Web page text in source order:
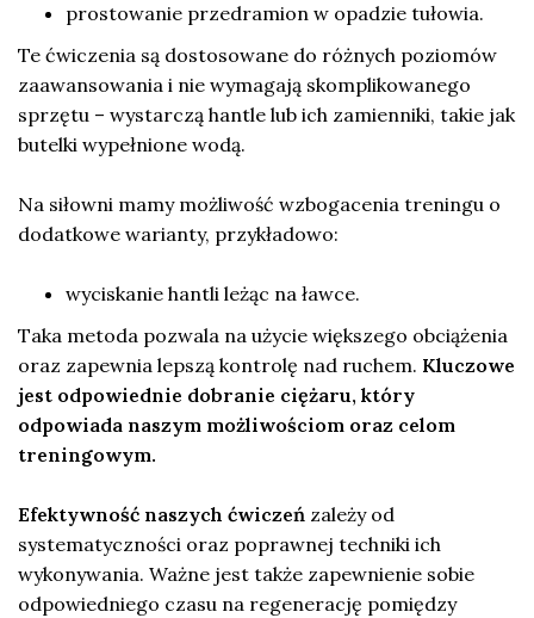
prostowanie przedramion w opadzie tułowia.
Te ćwiczenia są dostosowane do różnych poziomów
zaawansowania i nie wymagają skomplikowanego
sprzętu – wystarczą hantle lub ich zamienniki, takie jak
butelki wypełnione wodą.
Na siłowni mamy możliwość wzbogacenia treningu o
dodatkowe warianty, przykładowo:
wyciskanie hantli leżąc na ławce.
Taka metoda pozwala na użycie większego obciążenia
oraz zapewnia lepszą kontrolę nad ruchem. Kluczowe
jest odpowiednie dobranie ciężaru, który
odpowiada naszym możliwościom oraz celom
treningowym.
Efektywność naszych ćwiczeń zależy od
systematyczności oraz poprawnej techniki ich
wykonywania. Ważne jest także zapewnienie sobie
odpowiedniego czasu na regenerację pomiędzy